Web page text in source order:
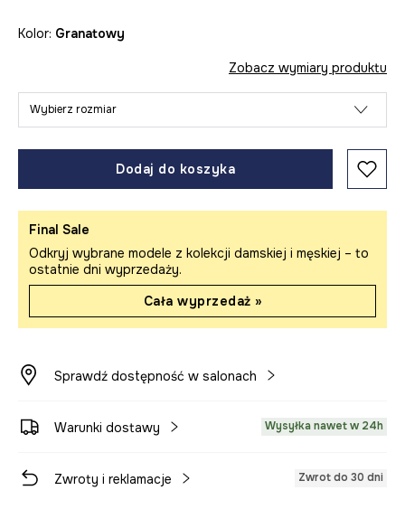
Kolor: granatowy
Zobacz wymiary produktu
Wybierz rozmiar
Dodaj do koszyka
Final Sale
Odkryj wybrane modele z kolekcji damskiej i męskiej – to
ostatnie dni wyprzedaży.
Cała wyprzedaż »
Sprawdź dostępność w salonach
Warunki dostawy Wysyłka nawet w 24h
Zwroty i reklamacje Zwrot do 30 dni